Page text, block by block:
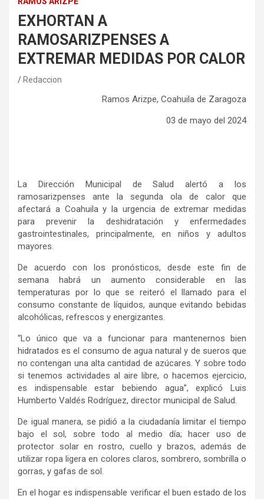
EXHORTAN A
RAMOSARIZPENSES A
EXTREMAR MEDIDAS POR CALOR
Redaccion
Ramos Arizpe, Coahuila de Zaragoza
03 de mayo del 2024
La Dirección Municipal de Salud alertó a los
ramosarizpenses ante la segunda ola de calor que
afectará a Coahuila y la urgencia de extremar medidas
para prevenir la deshidratación y enfermedades
gastrointestinales, principalmente, en niños y adultos
mayores.
De acuerdo con los pronósticos, desde este fin de
semana habrá un aumento considerable en las
temperaturas por lo que se reiteró el llamado para el
consumo constante de líquidos, aunque evitando bebidas
alcohólicas, refrescos y energizantes.
“Lo único que va a funcionar para mantenernos bien
hidratados es el consumo de agua natural y de sueros que
no contengan una alta cantidad de azúcares. Y sobre todo
si tenemos actividades al aire libre, o hacemos ejercicio,
es indispensable estar bebiendo agua”, explicó Luis
Humberto Valdés Rodríguez, director municipal de Salud.
De igual manera, se pidió a la ciudadanía limitar el tiempo
bajo el sol, sobre todo al medio día; hacer uso de
protector solar en rostro, cuello y brazos, además de
utilizar ropa ligera en colores claros, sombrero, sombrilla o
gorras, y gafas de sol.
En el hogar es indispensable verificar el buen estado de los